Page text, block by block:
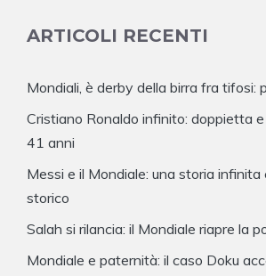
ARTICOLI RECENTI
Mondiali, è derby della birra fra tifosi:
Cristiano Ronaldo infinito: doppietta
41 anni
Messi e il Mondiale: una storia infinita
storico
Salah si rilancia: il Mondiale riapre la
Mondiale e paternità: il caso Doku